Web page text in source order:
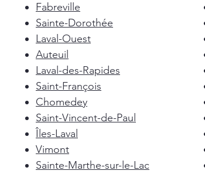
Fabreville
Sainte-Dorothée
Laval-Ouest
Auteuil
Laval-des-Rapides
Saint-François
Chomedey
Saint-Vincent-de-Paul
Îles-Laval
Vimont
Sainte-Marthe-sur-le-Lac